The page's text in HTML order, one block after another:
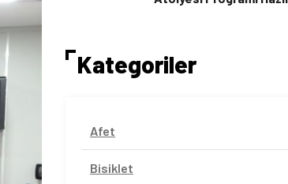
Kategoriler
Afet
Bisiklet